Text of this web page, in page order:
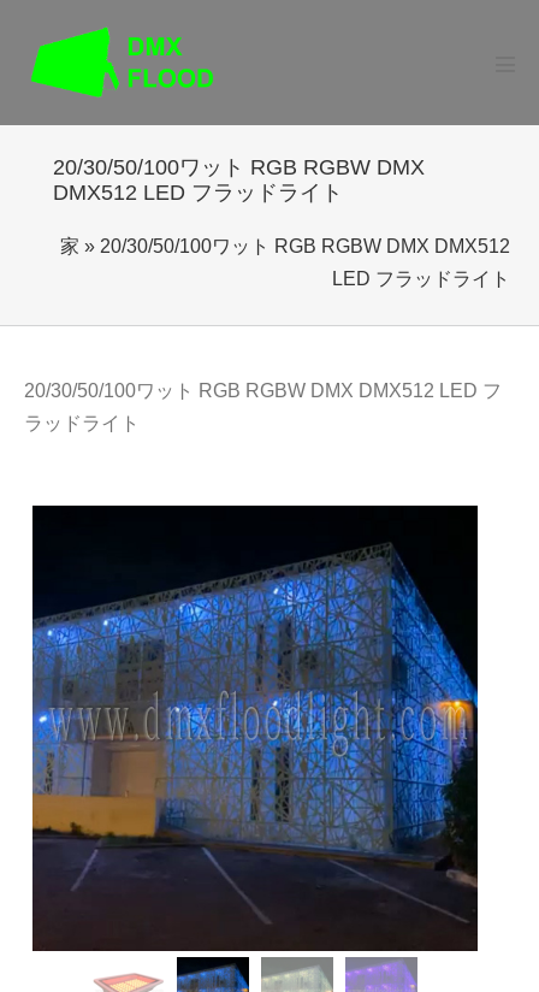
ュ
20/30/50/100ワット RGB RGBW DMX
DMX512 LED フラッドライト
家 » 20/30/50/100ワット RGB RGBW DMX DMX512
LED フラッドライト
20/30/50/100ワット RGB RGBW DMX DMX512 LED フ
ラッドライト